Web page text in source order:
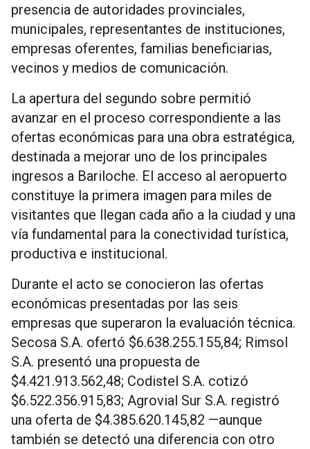
presencia de autoridades provinciales,
municipales, representantes de instituciones,
empresas oferentes, familias beneficiarias,
vecinos y medios de comunicación.
La apertura del segundo sobre permitió
avanzar en el proceso correspondiente a las
ofertas económicas para una obra estratégica,
destinada a mejorar uno de los principales
ingresos a Bariloche. El acceso al aeropuerto
constituye la primera imagen para miles de
visitantes que llegan cada año a la ciudad y una
vía fundamental para la conectividad turística,
productiva e institucional.
Durante el acto se conocieron las ofertas
económicas presentadas por las seis
empresas que superaron la evaluación técnica.
Secosa S.A. ofertó $6.638.255.155,84; Rimsol
S.A. presentó una propuesta de
$4.421.913.562,48; Codistel S.A. cotizó
$6.522.356.915,83; Agrovial Sur S.A. registró
una oferta de $4.385.620.145,82 —aunque
también se detectó una diferencia con otro